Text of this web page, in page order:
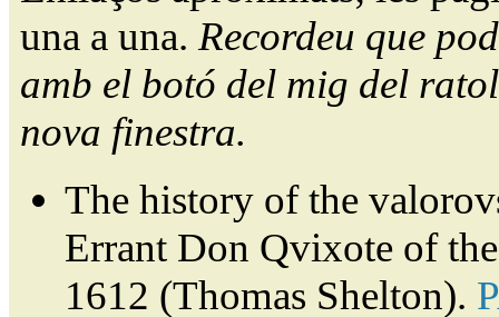
una a una.Recordeu que
amb el botó del mig del
nova finestra.
The history of the
Errant Don Qvixote of
1612 (Thomas Shelton).